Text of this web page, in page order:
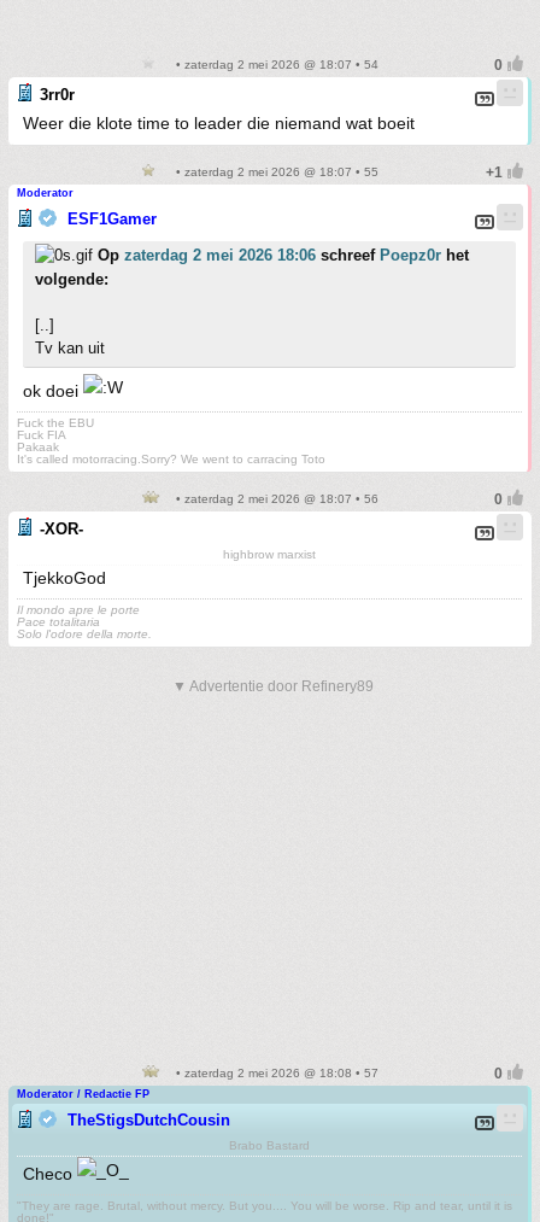
• zaterdag 2 mei 2026 @ 18:07 • 54
3rr0r
Weer die klote time to leader die niemand wat boeit
• zaterdag 2 mei 2026 @ 18:07 • 55
Moderator
ESF1Gamer
Op zaterdag 2 mei 2026 18:06 schreef Poepz0r het
volgende:
[..]
Tv kan uit
ok doei
Fuck the EBU
Fuck FIA
Pakaak
It's called motorracing.Sorry? We went to carracing Toto
• zaterdag 2 mei 2026 @ 18:07 • 56
-XOR-
highbrow marxist
TjekkoGod
Il mondo apre le porte
Pace totalitaria
Solo l'odore della morte.
▼ Advertentie door Refinery89
• zaterdag 2 mei 2026 @ 18:08 • 57
Moderator / Redactie FP
TheStigsDutchCousin
Brabo Bastard
Checo
"They are rage. Brutal, without mercy. But you.... You will be worse. Rip and tear, until it is
done!"